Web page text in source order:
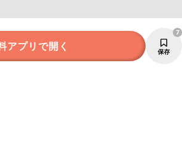
アプリで開く 保存
7